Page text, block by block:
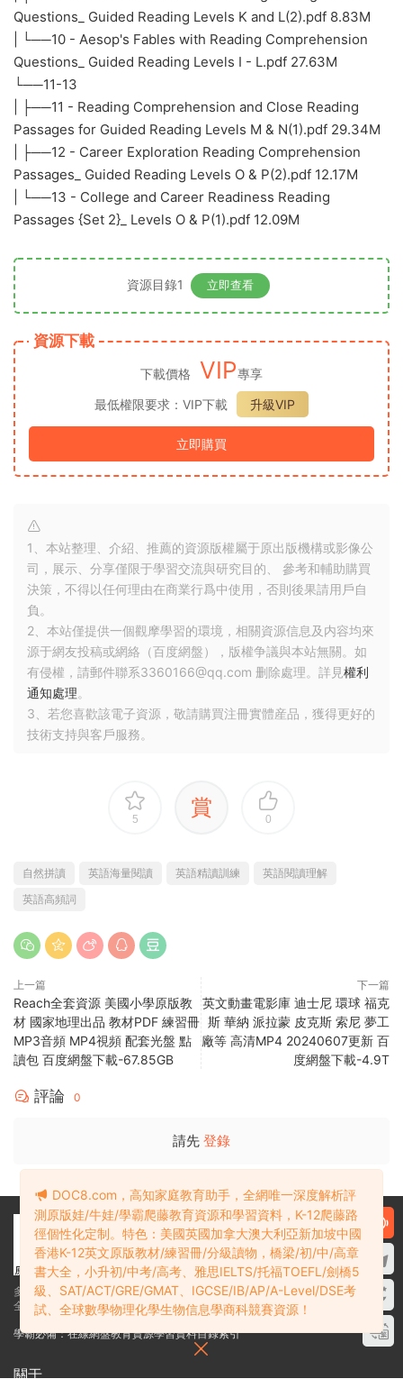
随着孩子閱讀能力的提高，練習冊文字數量會繼續增加，單句
也會變長：
之後的級别書寫比例會持續增加，并且融入了很多經典的童話
3. 以人爲本，靈活多變的教學形式
Flexible Design for Teachers and Students
每一張閱讀卡片、思維導圖活動和寫作練習都可以從書中撕下
Journal讓學生用來記錄閱讀進度。
▪ 建立讀寫銜接 Reading-to-Writing Connection
讀後兩個指導式寫作任務，形式靈活、文體多樣，學生寫作能
力突飛猛進
——/1親子幼兒/14學科英語/【D1916】Guided Reading 英語
指導性閱讀理解專項訓練紙練習冊 1-13冊759頁 高清PDF 百度
網盤下載-192MB/
├──01-05
| ├──01 - Kindergarten Reading Comprehension
Passages & Questions_ Guided Reading Level C.pdf
| ├──02 - Kindergarten Guided Reading Comprehension
DOC8.com，高知家庭教育助手，全網唯一深度解析評
測原版娃/牛娃/學霸爬藤教育資源和學習資料，K-12爬藤路
徑個性化定制。特色：美國英國加拿大澳大利亞新加坡中國
香港K-12英文原版教材/練習冊/分級讀物，橋梁/初/中/高章
書大全，小升初/中考/高考、雅思IELTS/托福TOEFL/劍橋5
級、SAT/ACT/GRE/GMAT、IGCSE/IB/AP/A-Level/DSE考
試、全球數學物理化學生物信息學商科競賽資源！